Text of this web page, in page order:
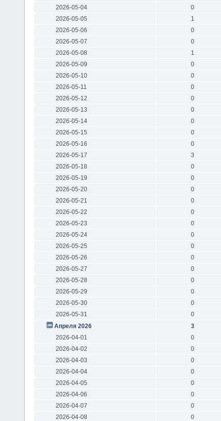
2026-05-04
0
2026-05-05
1
2026-05-06
0
2026-05-07
0
2026-05-08
1
2026-05-09
0
2026-05-10
0
2026-05-11
0
2026-05-12
0
2026-05-13
0
2026-05-14
0
2026-05-15
0
2026-05-16
0
2026-05-17
3
2026-05-18
0
2026-05-19
0
2026-05-20
0
2026-05-21
0
2026-05-22
0
2026-05-23
0
2026-05-24
0
2026-05-25
0
2026-05-26
0
2026-05-27
0
2026-05-28
0
2026-05-29
0
2026-05-30
0
2026-05-31
0
Апреля 2026
3
2026-04-01
0
2026-04-02
0
2026-04-03
0
2026-04-04
0
2026-04-05
0
2026-04-06
0
2026-04-07
0
2026-04-08
0